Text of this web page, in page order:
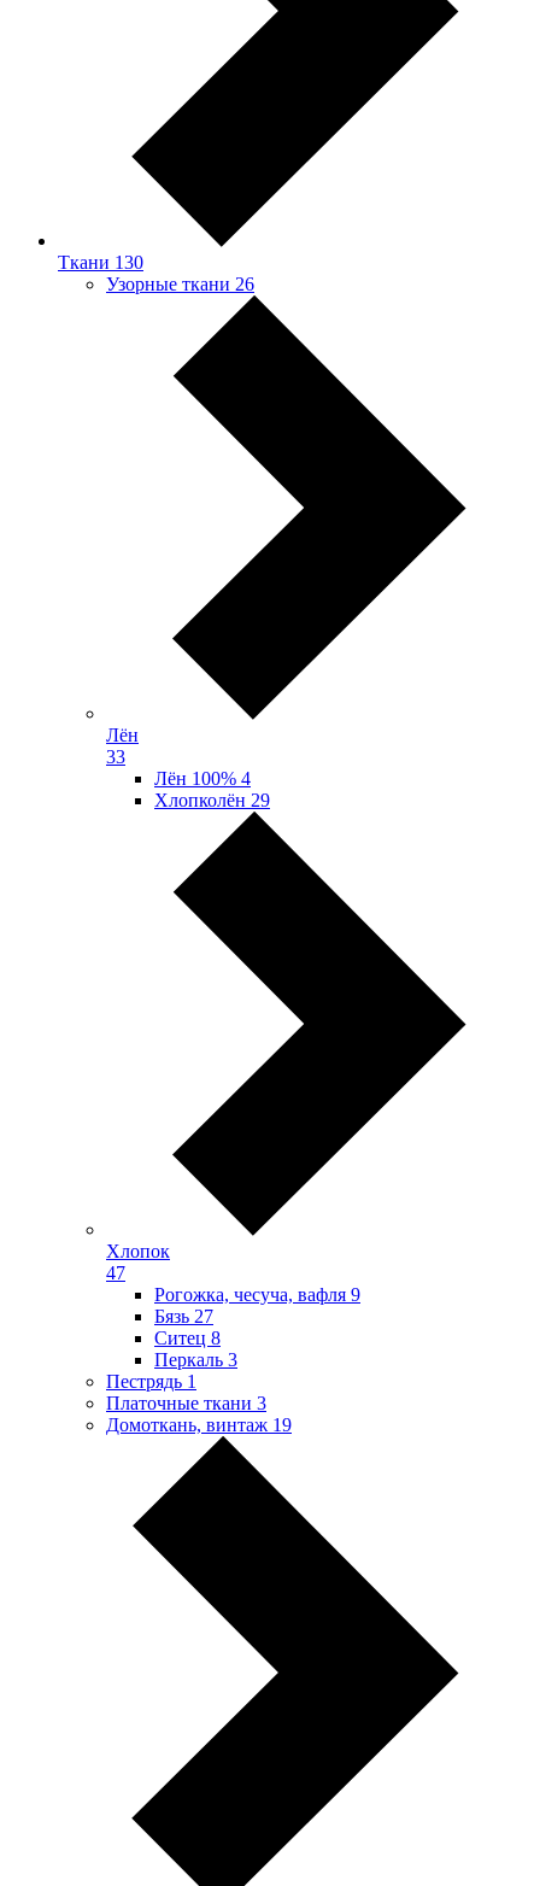
Ткани 130
Узорные ткани 26
Лён
33
Лён 100% 4
Хлопколён 29
Хлопок
47
Рогожка, чесуча, вафля 9
Бязь 27
Ситец 8
Перкаль 3
Пестрядь 1
Платочные ткани 3
Домоткань, винтаж 19